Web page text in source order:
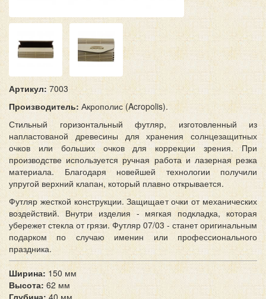
Артикул: 7003
Производитель: Акрополис (Acropolis).
Стильный горизонтальный футляр, изготовленный из
напластованой древесины для хранения солнцезащитных
очков или больших очков для коррекции зрения. При
производстве используется ручная работа и лазерная резка
материала. Благодаря новейшей технологии получили
упругой верхний клапан, который плавно открывается.
Футляр жесткой конструкции. Защищает очки от механических
воздействий. Внутри изделия - мягкая подкладка, которая
убережет стекла от грязи. Футляр 07/03 - станет оригинальным
подарком по случаю именин или профессионального
праздника.
Ширина: 150 мм
Высота: 62 мм
Глубина:40 мм